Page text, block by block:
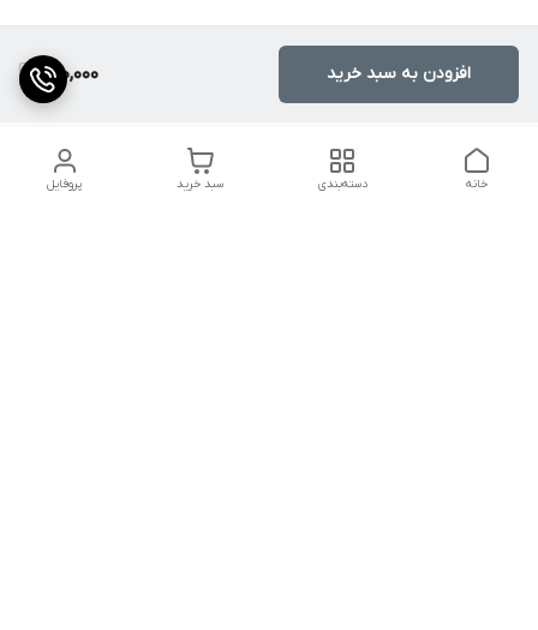
600,000 افزودن به سبد خرید
پروفایل سبد خرید دسته‌بندی خانه